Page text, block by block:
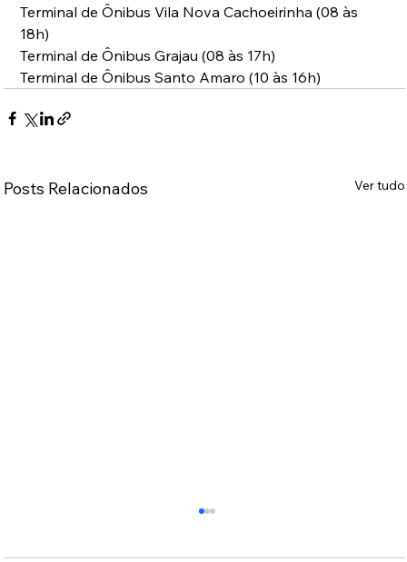
Terminal de Ônibus Vila Nova Cachoeirinha (08 às
18h)
Terminal de Ônibus Grajau (08 às 17h)
Terminal de Ônibus Santo Amaro (10 às 16h)
Posts Relacionados Ver tudo